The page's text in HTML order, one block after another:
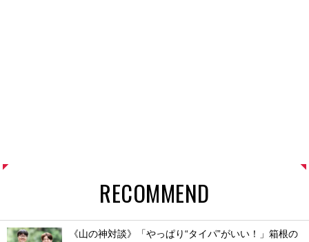
RECOMMEND
《山の神対談》「やっぱり“タイパ”がいい！」箱根の